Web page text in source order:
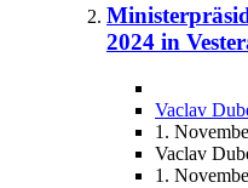
2024 in
Vaclav
1.
Vaclav
1.